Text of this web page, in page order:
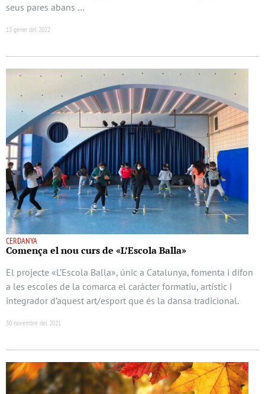
seus pares abans …
13 gener del 2022
CERDANYA
Comença el nou curs de «L’Escola Balla»
El projecte «L’Escola Balla», únic a Catalunya, fomenta i difon
a les escoles de la comarca el caràcter formatiu, artístic i
integrador d’aquest art/esport que és la dansa tradicional.
30 novembre del 2021